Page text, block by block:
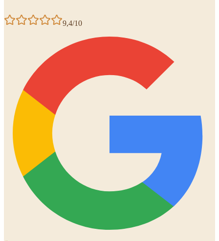
9,4/10